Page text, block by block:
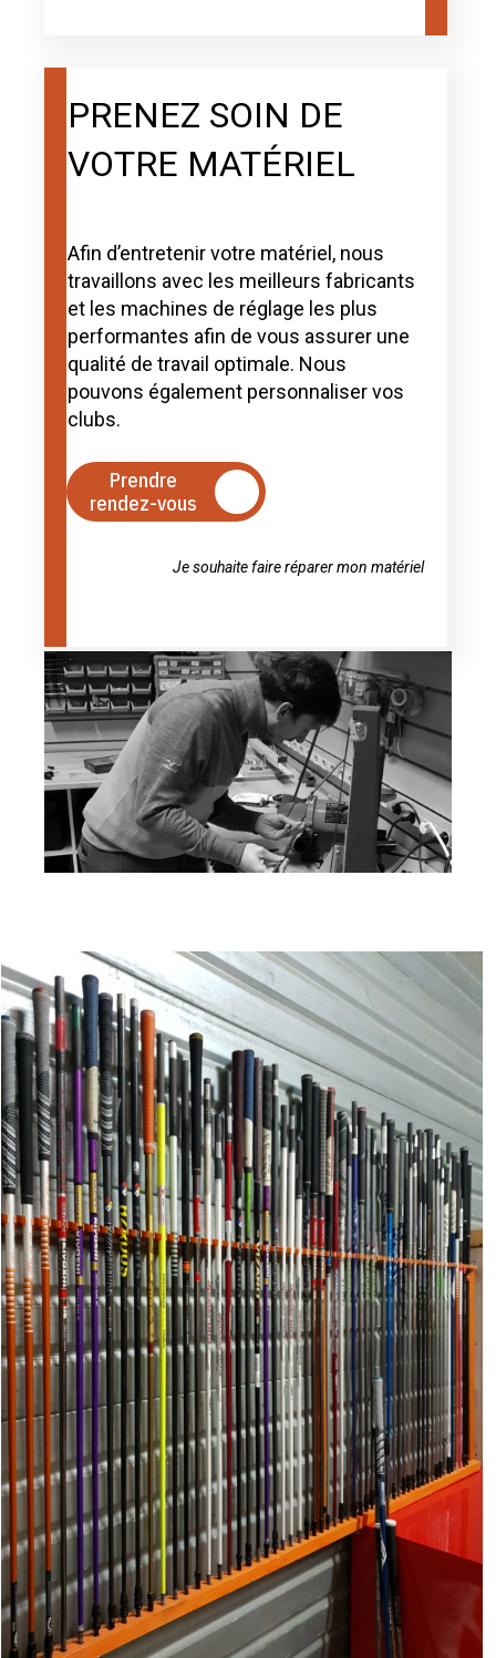
PRENEZ SOIN DE
VOTRE MATÉRIEL
Afin d’entretenir votre matériel, nous
travaillons avec les meilleurs fabricants
et les machines de réglage les plus
performantes afin de vous assurer une
qualité de travail optimale. Nous
pouvons également personnaliser vos
clubs.
Prendre
rendez-vous
Je souhaite faire réparer mon matériel